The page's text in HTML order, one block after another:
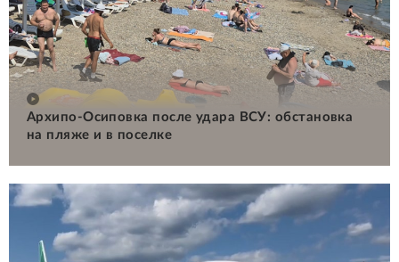
Архипо-Осиповка после удара ВСУ: обстановка
на пляже и в поселке